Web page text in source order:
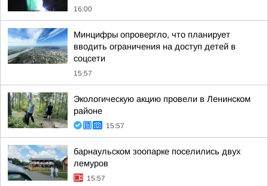
16:00
Минцифры опровергло, что планирует
вводить ограничения на доступ детей в
соцсети
15:57
Экологическую акцию провели в Ленинском
районе
15:57
барнаульском зоопарке поселились двух
лемуров
15:57